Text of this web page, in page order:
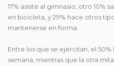
17% asiste al gimnasio, otro 10%
en bicicleta, y 29% hace otros
mantenerse en forma.
Entre los que se ejercitan, el
semana, mientras que la otra